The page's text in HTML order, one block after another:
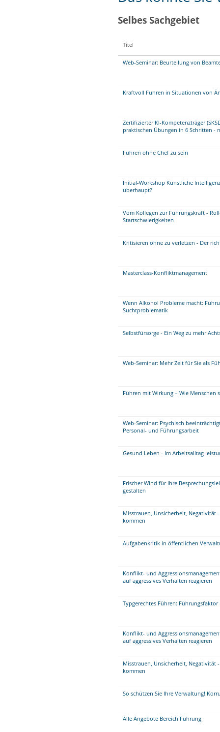
Selbes Sachgebiet
Titel
Web-Seminar: Beurteilung von
Kraftvoll Führen in Situationen von
Zertifizierter KI-Kompetenzträger
praktischen Übungen in 6 Schritten -
Führen ohne Chef zu sein
Initial-Workshop Künstliche
überhaupt?
Vom Kollegen zur Führungskraft -
Startschwierigkeiten
Kritisieren ohne zu verletzen - Der
Masterclass-Konfliktmanagement
Wenn Alkohol Probleme macht:
Suchtproblematik
Selbstfürsorge - Ein Weg zu mehr
Web-Seminar: Mehr Zeit für Sie als
Führen mit Wirkung – Wie Menschen
Web-Seminar: Psychisch
Personal- und Führungsarbeit
Gesund Leben - Im Arbeitsalltag
Frischer Wind für Ihre
gestalten
Misstrauen, Unsicherheit, Negativität
kommen
Aufgabenkritik in öffentlichen
Konflikt- und
auf aggressives Verhalten reagieren
Typgerechtes Führen:
Konflikt- und
auf aggressives Verhalten reagieren
Misstrauen, Unsicherheit, Negativität
kommen
So schützen Sie Ihre Verwaltung!
Alle Angebote Bereich Führung